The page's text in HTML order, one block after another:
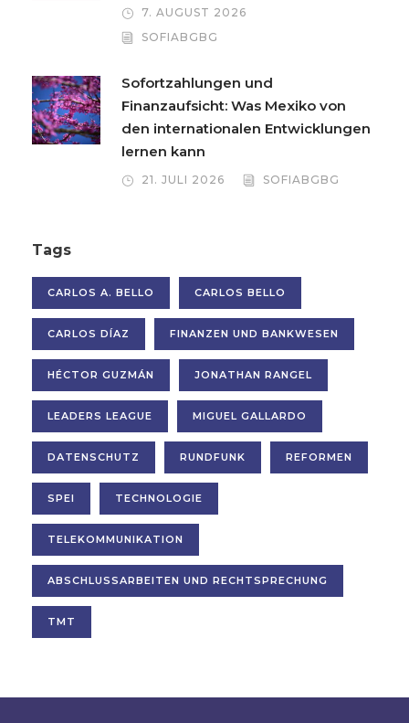
7. AUGUST 2026
SOFIABGBG
Sofortzahlungen und
Finanzaufsicht: Was Mexiko von
den internationalen Entwicklungen
lernen kann
21. JULI 2026 SOFIABGBG
Tags
CARLOS A. BELLO CARLOS BELLO
CARLOS DÍAZ FINANZEN UND BANKWESEN
HÉCTOR GUZMÁN JONATHAN RANGEL
LEADERS LEAGUE MIGUEL GALLARDO
DATENSCHUTZ RUNDFUNK REFORMEN
SPEI TECHNOLOGIE
TELEKOMMUNIKATION
ABSCHLUSSARBEITEN UND RECHTSPRECHUNG
TMT